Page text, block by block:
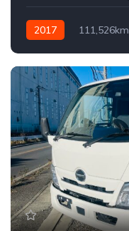
2017 111,526km